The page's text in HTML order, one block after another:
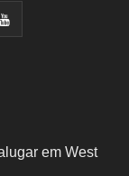
em West